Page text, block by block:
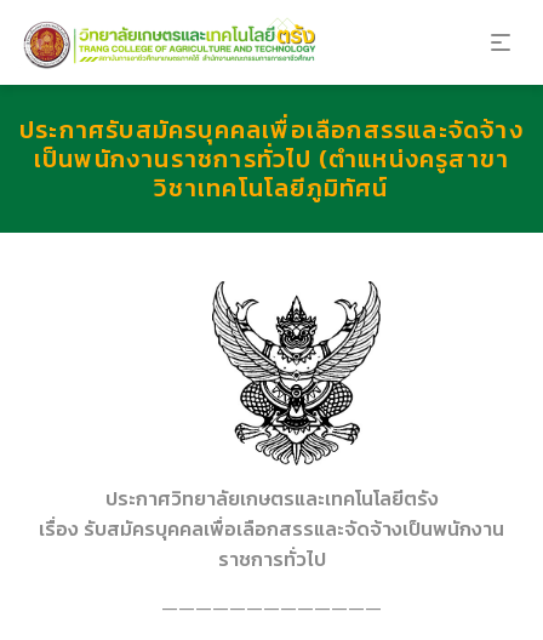
ประกาศรับสมัครบุคคลเพื่อเลือกสรรและจัดจ้าง
เป็นพนักงานราชการทั่วไป (ตำแหน่งครูสาขา
วิชาเทคโนโลยีภูมิทัศน์
ประกาศวิทยาลัยเกษตรและเทคโนโลยีตรัง
เรื่อง รับสมัครบุคคลเพื่อเลือกสรรและจัดจ้างเป็นพนักงาน
ราชการทั่วไป
—————————————